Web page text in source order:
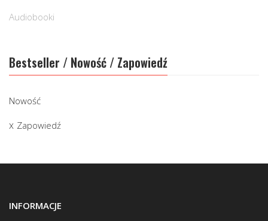
Audiobooki
Bestseller / Nowość / Zapowiedź
Nowość
Zapowiedź
INFORMACJE